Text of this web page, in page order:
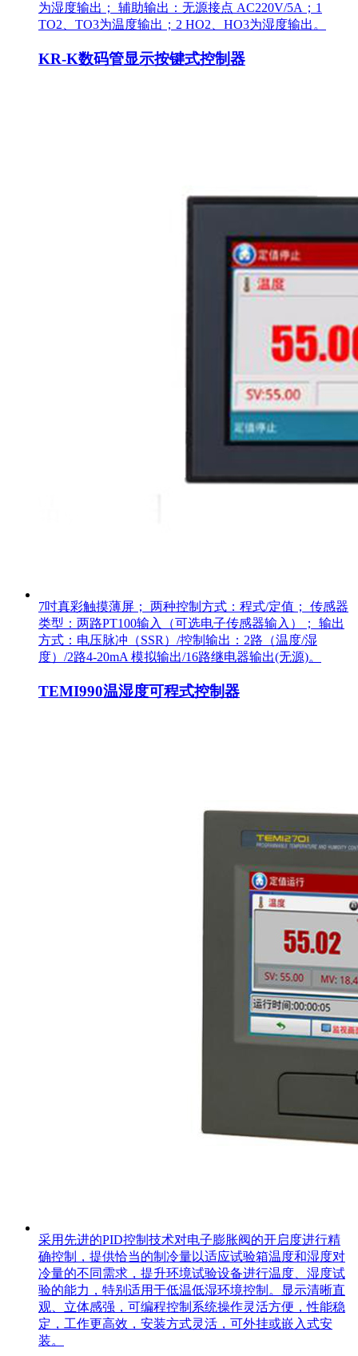
为湿度输出； 辅助输出：无源接点 AC220V/5A；1
TO2、TO3为温度输出；2 HO2、HO3为湿度输出。
KR-K数码管显示按键式控制器
7吋真彩触摸薄屏； 两种控制方式：程式/定值； 传感器
类型：两路PT100输入（可选电子传感器输入）； 输出
方式：电压脉冲（SSR）/控制输出：2路（温度/湿
度）/2路4-20mA 模拟输出/16路继电器输出(无源)。
TEMI990温湿度可程式控制器
采用先进的PID控制技术对电子膨胀阀的开启度进行精
确控制，提供恰当的制冷量以适应试验箱温度和湿度对
冷量的不同需求，提升环境试验设备进行温度、湿度试
验的能力，特别适用于低温低湿环境控制。显示清晰直
观、立体感强，可编程控制系统操作灵活方便，性能稳
定，工作更高效，安装方式灵活，可外挂或嵌入式安
装。